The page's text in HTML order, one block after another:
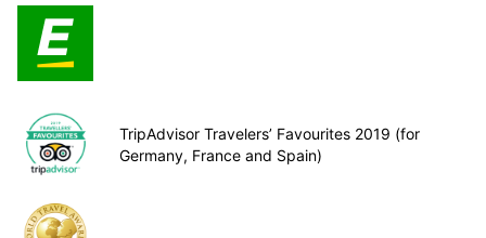
TripAdvisor Travelers’ Favourites 2019 (for
Germany, France and Spain)